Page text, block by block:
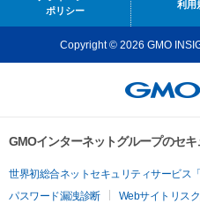
ポリシー
利用
Copyright © 2026 GMO
GMOインターネットグループのセ
世界初総合ネットセキュリティサービス
パスワード漏洩診断
Webサイトリス